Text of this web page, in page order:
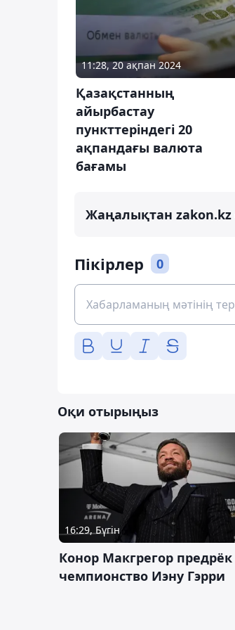
11:28, 20 ақпан 2024
Қазақстанның
айырбастау
пункттеріндегі 20
ақпандағы валюта
бағамы
Жаңалықтан
Пікірлер 0
Оқи отырыңыз
16:29, Бүгін
Конор Макгрегор предрёк
чемпионство Иэну Гэрри